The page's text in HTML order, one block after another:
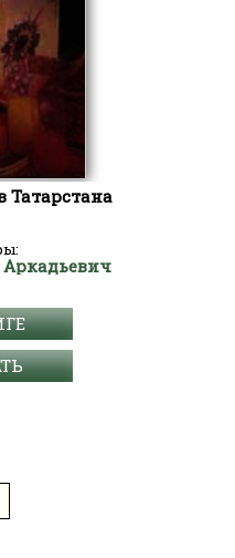
Татарстана